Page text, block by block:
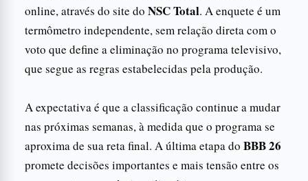
online, através do site do NSC Total. A enquete é um
termômetro independente, sem relação direta com o
voto que define a eliminação no programa televisivo,
que segue as regras estabelecidas pela produção.
A expectativa é que a classificação continue a mudar
nas próximas semanas, à medida que o programa se
aproxima de sua reta final. A última etapa do BBB 26
promete decisões importantes e mais tensão entre os